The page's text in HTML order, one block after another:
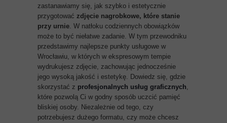
zastanawiamy się, jak szybko i estetycznie
przygotować zdjęcie nagrobkowe, które stanie
przy urnie. W natłoku codziennych obowiązków
może to być niełatwe zadanie. W tym przewodniku
przedstawimy najlepsze punkty usługowe w
Wrocławiu, w których w ekspresowym tempie
wydrukujesz zdjęcie, zachowując jednocześnie
jego wysoką jakość i estetykę. Dowiedz się, gdzie
skorzystać z profesjonalnych usług graficznych,
które pozwolą Ci w godny sposób uczcić pamięć
bliskiej osoby. Niezależnie od tego, czy
potrzebujesz dużego formatu, czy może chcesz